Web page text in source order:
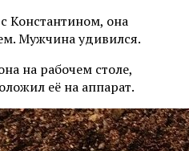
Константином, она
Мужчина удивился.
на рабочем столе,
её на аппарат.